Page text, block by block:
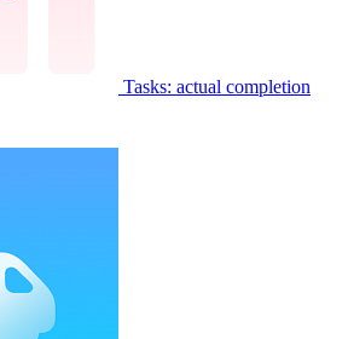
Tasks: actual completion